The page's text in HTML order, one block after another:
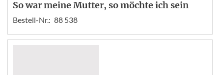
So war meine Mutter, so möchte ich sein
Bestell-Nr.: 88 538